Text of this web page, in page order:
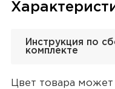
Инструкция по
комплекте
Цвет товара может